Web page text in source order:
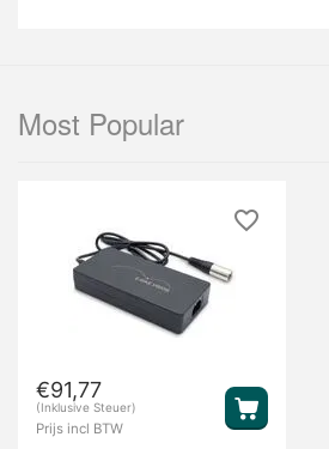
Most Popular
€91,77
(Inklusive Steuer)
Prijs incl BTW